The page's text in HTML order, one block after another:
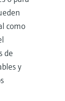
como
de
y